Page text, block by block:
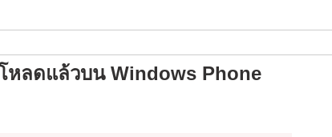
หลดแล้วบน Windows Phone